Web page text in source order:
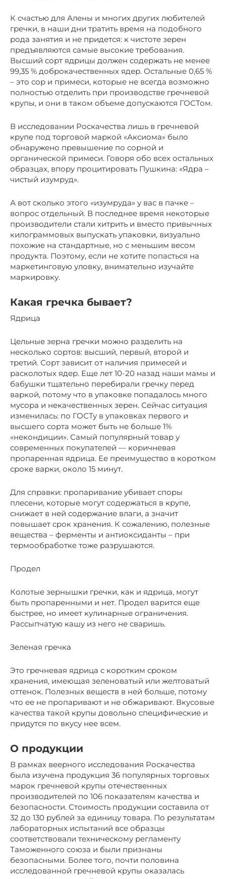
К счастью для Алены и многих других любителей
гречки, в наши дни тратить время на подобного
рода занятия и не придется: к чистоте зерен
предъявляются самые высокие требования.
Высший сорт ядрицы должен содержать не менее
99,35 % доброкачественных ядер. Остальные 0,65 %
– это сор и примеси, которые не всегда возможно
полностью отделить при производстве гречневой
крупы, и они в таком объеме допускаются ГОСТом.
В исследовании Роскачества лишь в гречневой
крупе под торговой маркой «Аксиома» было
обнаружено превышение по сорной и
органической примеси. Говоря обо всех остальных
образцах, впору процитировать Пушкина: «Ядра –
чистый изумруд».
А вот сколько этого «изумруда» у вас в пачке –
вопрос отдельный. В последнее время некоторые
производители стали хитрить и вместо привычных
килограммовых выпускать упаковки, визуально
похожие на стандартные, но с меньшим весом
продукта. Поэтому, если не хотите попасться на
маркетинговую уловку, внимательно изучайте
маркировку.
Какая гречка бывает?
Ядрица
Цельные зерна гречки можно разделить на
несколько сортов: высший, первый, второй и
третий. Сорт зависит от наличия примесей и
расколотых ядер. Еще лет 10-20 назад наши мамы и
бабушки тщательно перебирали гречку перед
варкой, потому что в упаковке попадалось много
мусора и некачественных зерен. Сейчас ситуация
изменилась: по ГОСТу в упаковках первого и
высшего сорта может быть не больше 1%
«некондиции». Самый популярный товар у
современных покупателей — коричневая
пропаренная ядрица. Ее преимущество в коротком
сроке варки, около 15 минут.
Для справки: пропаривание убивает споры
плесени, которые могут содержаться в крупе,
снижает в ней содержание влаги, а значит
повышает срок хранения. К сожалению, полезные
вещества – ферменты и антиоксиданты – при
термообработке тоже разрушаются.
Продел
Колотые зернышки гречки, как и ядрица, могут
быть пропаренными и нет. Продел варится еще
быстрее, но имеет кулинарные ограничения.
Рассыпчатую кашу из него не сваришь.
Зеленая гречка
Это гречневая ядрица с коротким сроком
хранения, имеющая зеленоватый или желтоватый
оттенок. Полезных веществ в ней больше, потому
что ее не пропаривают и не обжаривают. Вкусовые
качества такой крупы довольно специфические и
придутся по вкусу нее всем.
О продукции
В рамках веерного исследования Роскачества
была изучена продукция 36 популярных торговых
марок гречневой крупы отечественных
производителей по 106 показателям качества и
безопасности. Стоимость продукции составила от
32 до 130 рублей за единицу товара. По результатам
лабораторных испытаний все образцы
соответствовали техническому регламенту
Таможенного союза и были признаны
безопасными. Более того, почти половина
исследованной гречневой крупы оказалась